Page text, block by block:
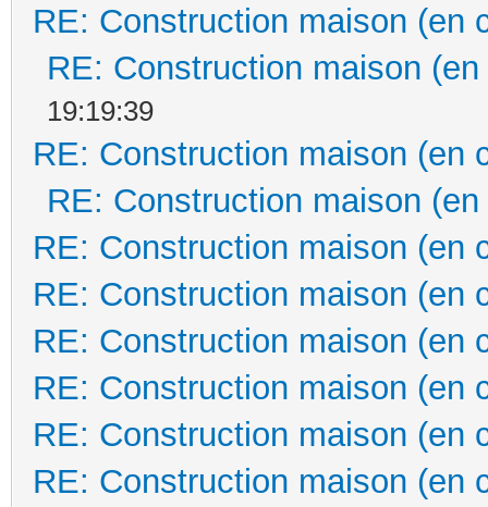
RE: Construction maison (en
RE: Construction maison
19:19:39
RE: Construction maison (en
RE: Construction maison
RE: Construction maison (en
RE: Construction maison (en
RE: Construction maison (en
RE: Construction maison (en
RE: Construction maison (en
RE: Construction maison (en